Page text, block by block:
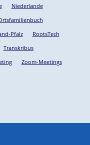
Niederlande
Pfalz
RootsTech
Transkribus
Zoom-Meetings